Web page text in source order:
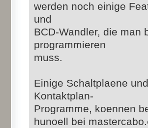
werden noch einige
und
BCD-Wandler, die man
programmieren
muss.
Einige Schaltplaene
Kontaktplan-
Programme, koennen
hunoell bei